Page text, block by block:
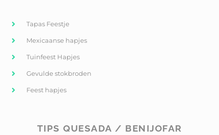
Tapas Feestje
Mexicaanse hapjes
Tuinfeest Hapjes
Gevulde stokbroden
Feest hapjes
TIPS QUESADA / BENIJOFAR